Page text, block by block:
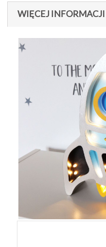
WIĘCEJ INFORMACJI